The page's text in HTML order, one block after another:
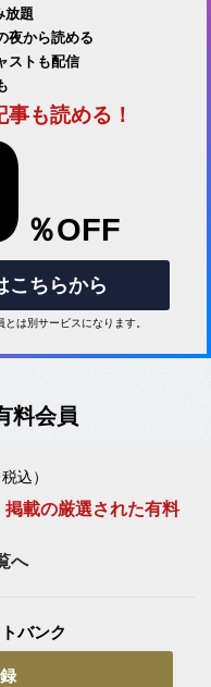
放題
夜から読める
ストも配信
も読める！
％OFF
こちらから
は別サービスになります。
料会員
税込）
載の厳選された有料
へ
バンク